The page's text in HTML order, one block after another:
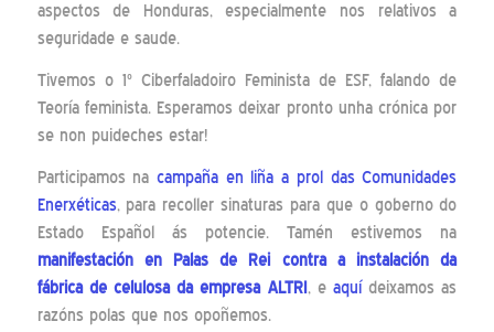
aspectos de Honduras, especialmente nos relativos a
seguridade e saude.
Tivemos o 1º Ciberfaladoiro Feminista de ESF, falando de
Teoría feminista. Esperamos deixar pronto unha crónica por
se non puideches estar!
Participamos nacampaña en liña a prol das Comunidades
Enerxéticas, para recoller sinaturas para que o goberno do
Estado Español ás potencie. Tamén estivemos na
manifestación en Palas de Rei contra a instalación da
fábrica de celulosa da empresa ALTRI, e aquídeixamos as
razóns polas que nos opoñemos.